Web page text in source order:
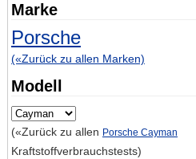
Marke
Porsche
(«Zurück zu allen Marken)
Modell
(«Zurück zu allen Porsche Cayman
Kraftstoffverbrauchstests)